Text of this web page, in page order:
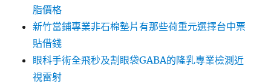
脂價格
新竹當鋪專業非石棉墊片有那些荷重元選擇台中票
貼借錢
眼科手術全飛秒及割眼袋GABA的隆乳專業檢測近
視雷射